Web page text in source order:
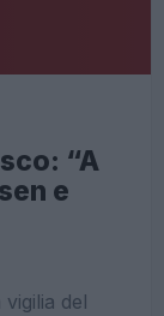
“A
e
del